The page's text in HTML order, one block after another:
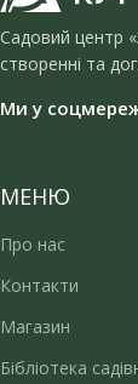
Садовий центр
створенні та
Ми у
МЕНЮ
Про нас
Контакти
Магазин
Бібліотека